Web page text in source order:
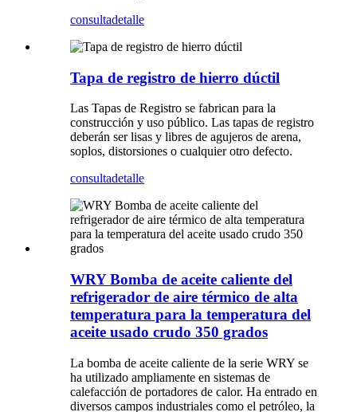
consultadetalle
Tapa de registro de hierro dúctil
Las Tapas de Registro se fabrican para la
construcción y uso público. Las tapas de registro
deberán ser lisas y libres de agujeros de arena,
soplos, distorsiones o cualquier otro defecto.
consultadetalle
WRY Bomba de aceite caliente del
refrigerador de aire térmico de alta
temperatura para la temperatura del
aceite usado crudo 350 grados
La bomba de aceite caliente de la serie WRY se
ha utilizado ampliamente en sistemas de
calefacción de portadores de calor. Ha entrado en
diversos campos industriales como el petróleo, la